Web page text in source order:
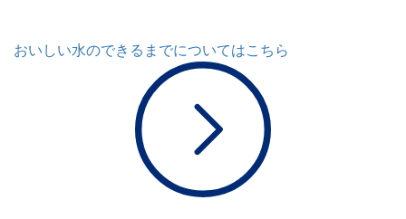
おいしい水のできるまでについてはこちら